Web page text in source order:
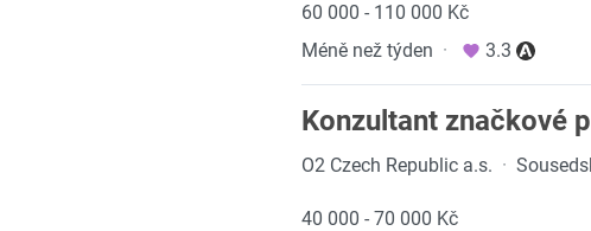
60 000 - 110 000 Kč
Méně než týden · 3.3
Konzultant značkové
O2 Czech Republic a.s. ·
40 000 - 70 000 Kč